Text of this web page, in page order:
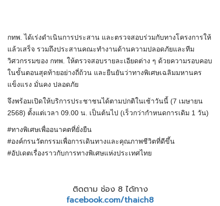
กทพ. ได้เร่งดำเนินการประสาน และตรวจสอบร่วมกับทางโครงการให้
แล้วเสร็จ รวมถึงประสานคณะทำงานด้านความปลอดภัยและทีม
วิศวกรรมของ กทพ. ให้ตรวจสอบรายละเอียดต่าง ๆ ด้วยความรอบคอบ
ในขั้นตอนสุดท้ายอย่างถี่ถ้วน และยืนยันว่าทางพิเศษเฉลิมมหานคร
แข็งแรง มั่นคง ปลอดภัย
จึงพร้อมเปิดให้บริการประชาชนได้ตามปกติในเช้าวันนี้ (7 เมษายน
2568) ตั้งแต่เวลา 09.00 น. เป็นต้นไป (เร็วกว่ากำหนดการเดิม 1 วัน)
#ทางพิเศษเพื่ออนาคตที่ยั่งยืน
#องค์กรนวัตกรรมเพื่อการเดินทางและคุณภาพชีวิตที่ดีขึ้น
#อัปเดตเรื่องราวกับการทางพิเศษแห่งประเทศไทย
ติดตาม ช่อง 8 ได้ทาง
facebook.com/thaich8